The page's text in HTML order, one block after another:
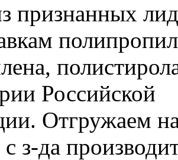
признанных
Российской
Отгружаем
з-да